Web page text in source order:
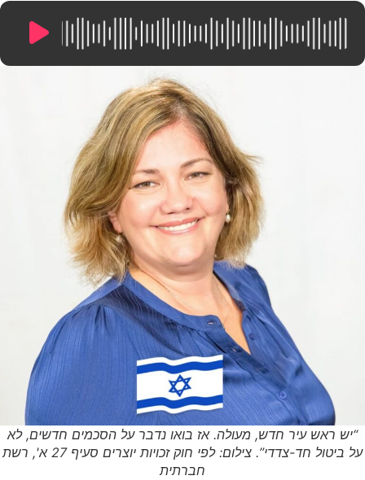
0:00
“יש ראש עיר חדש, מעולה. אז בואו נדבר על הסכמים חדשים, לא
על ביטול חד-צדדי”. צילום: לפי חוק זכויות יוצרים סעיף 27 א', רשת
חברתית